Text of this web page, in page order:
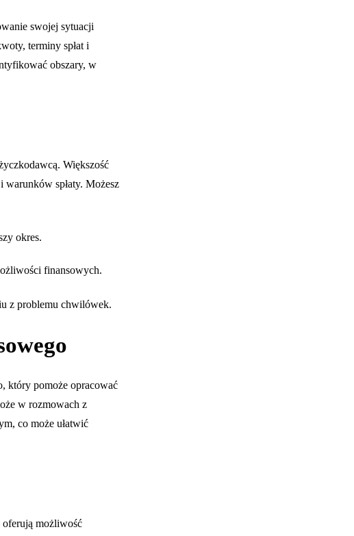
swojej sytuacji
terminy spłat i
obszary, w
Większość
spłaty. Możesz
okres.
finansowych.
z problemu chwilówek.
który pomoże opracować
w rozmowach z
co może ułatwić
możliwość